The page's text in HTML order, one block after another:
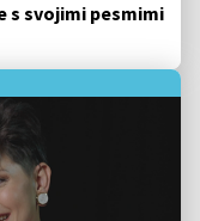
s svojimi pesmimi